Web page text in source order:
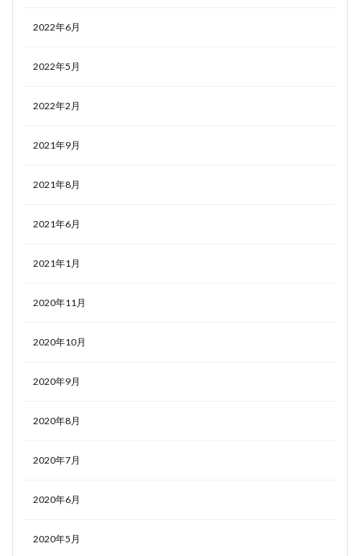
2022年6月
2022年5月
2022年2月
2021年9月
2021年8月
2021年6月
2021年1月
2020年11月
2020年10月
2020年9月
2020年8月
2020年7月
2020年6月
2020年5月